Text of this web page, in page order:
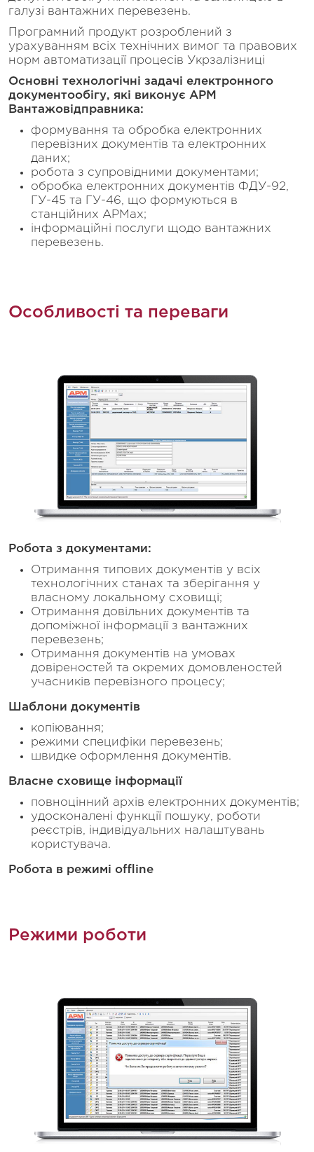
галузі вантажних перевезень.
Програмний продукт розроблений з
урахуванням всіх технічних вимог та правових
норм автоматизації процесів Укрзалізниці
Основні технологічні задачі електронного
документообігу, які виконує АРМ
Вантажовідправника:
формування та обробка електронних
перевізних документів та електронних
даних;
робота з супровідними документами;
обробка електронних документів ФДУ-92,
ГУ-45 та ГУ-46, що формуються в
станційних АРМах;
інформаційні послуги щодо вантажних
перевезень.
Особливості та переваги
Робота з документами:
Отримання типових документів у всіх
технологічних станах та зберігання у
власному локальному сховищі;
Отримання довільних документів та
допоміжної інформації з вантажних
перевезень;
Отримання документів на умовах
довіреностей та окремих домовленостей
учасників перевізного процесу;
Шаблони документів
копіювання;
режими специфіки перевезень;
швидке оформлення документів.
Власне сховище інформації
повноцінний архів електронних документів;
удосконалені функції пошуку, роботи
реєстрів, індивідуальних налаштувань
користувача.
Робота в режимі offline
Режими роботи